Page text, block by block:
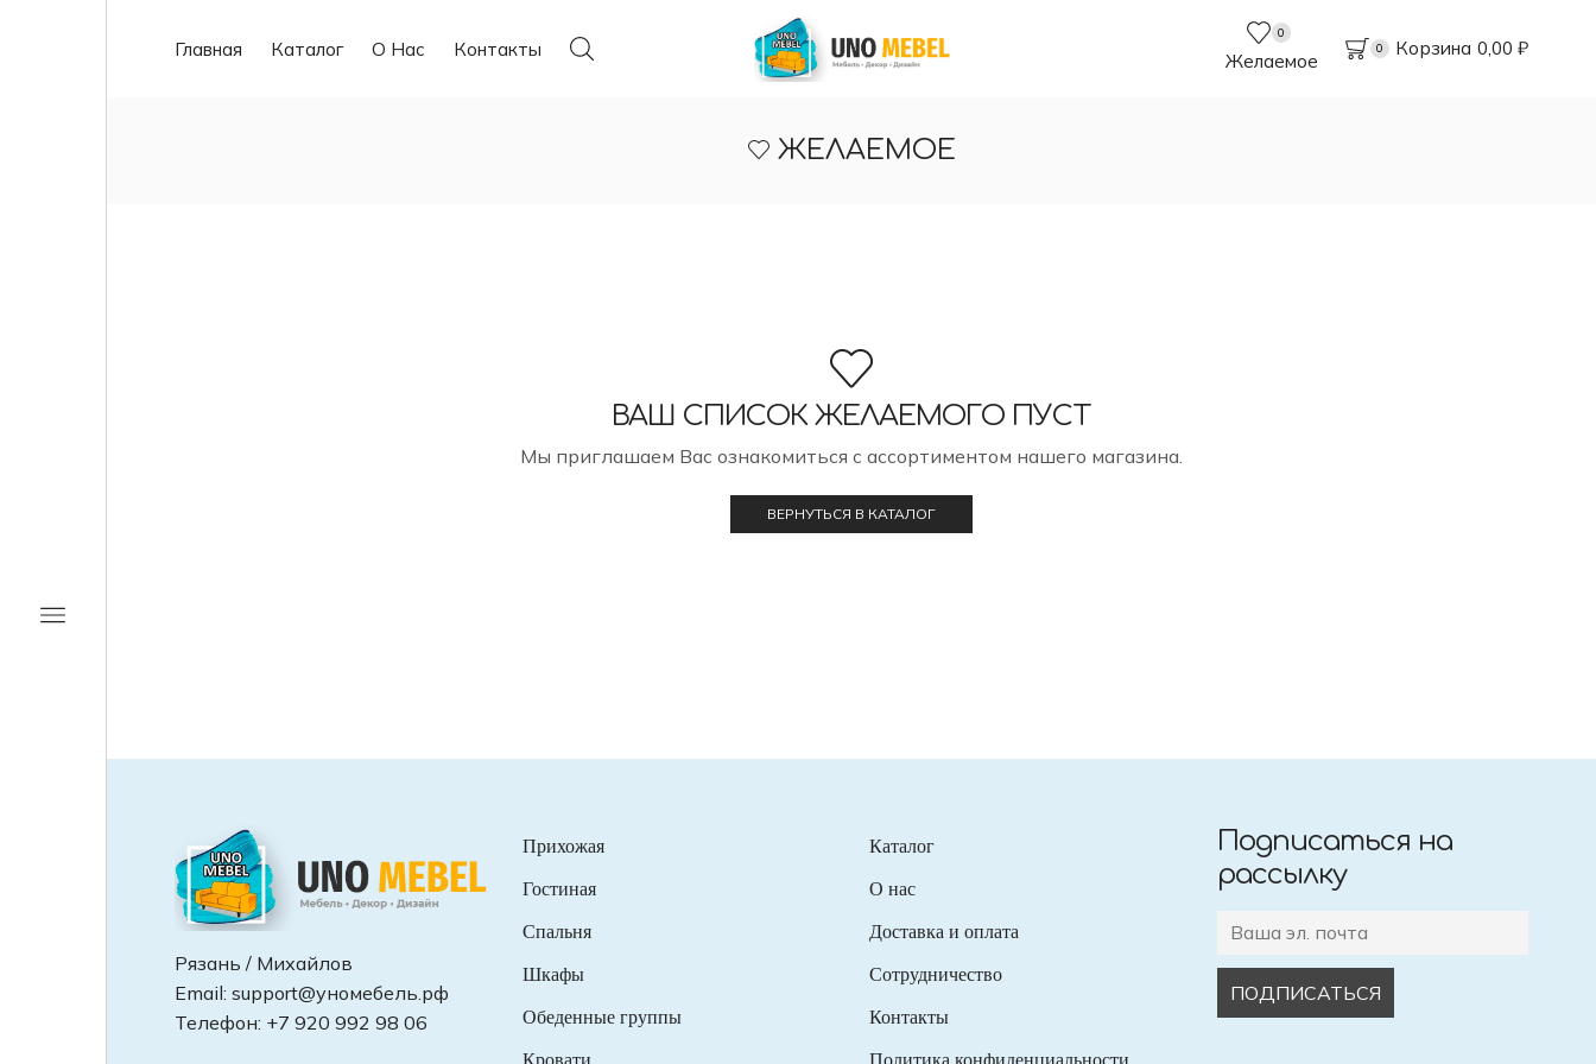
Главная Каталог О Нас Контакты
0
Желаемое
0 Корзина 0,00 ₽
ЖЕЛАЕМОЕ
ВАШ СПИСОК ЖЕЛАЕМОГО ПУСТ
Мы приглашаем Вас ознакомиться с ассортиментом нашего магазина.
ВЕРНУТЬСЯ В КАТАЛОГ
Рязань / Михайлов
Email: support@уномебель.рф
Телефон: +7 920 992 98 06
Прихожая
Гостиная
Спальня
Шкафы
Обеденные группы
Кровати
Каталог
О нас
Доставка и оплата
Сотрудничество
Контакты
Политика конфиденциальности
Подписаться на
рассылку